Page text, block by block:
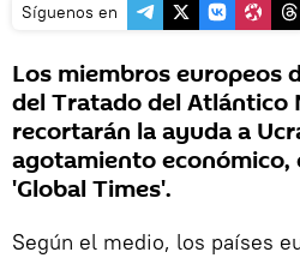
Síguenos en
Los miembros europeos
del Tratado del Atlántico
recortarán la ayuda a
agotamiento económico,
'Global Times'.
Según el medio, los países